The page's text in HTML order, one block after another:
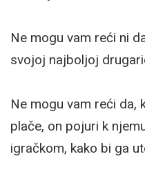
Ne mogu vam reći ni
svojoj najboljoj
Ne mogu vam reći da,
plače, on pojuri k
igračkom, kako bi ga